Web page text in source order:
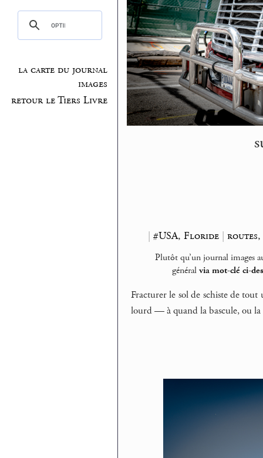
la carte du journal
images
retour le Tiers Livre
| #USA, Floride|
Plutôt qu’un journal images
généralvia mot-clé ci-
Fracturer le sol de schiste de
lourd — à quand la bascule, ou la